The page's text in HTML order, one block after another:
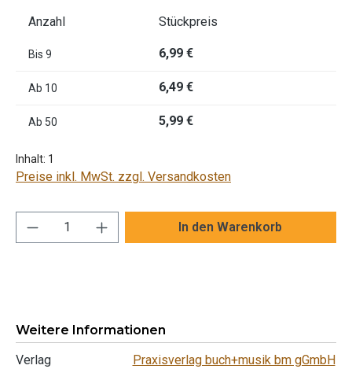
Anzahl Stückpreis
Bis 9 6,99 €
Ab 10 6,49 €
Ab 50 5,99 €
Inhalt: 1
Preise inkl. MwSt. zzgl. Versandkosten
Produkt Anzahl: Gib den gewünschten
In den Warenkorb
Weitere Informationen
Verlag
Praxisverlag buch+musik bm gGmbH